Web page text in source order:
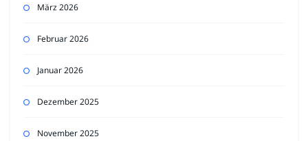
März 2026
Februar 2026
Januar 2026
Dezember 2025
November 2025